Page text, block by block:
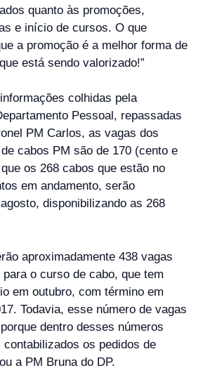
quanto às promoções,
e início de cursos. O que
a promoção é a melhor forma de
está sendo valorizado!”
colhidas pela
Pessoal, repassadas
PM Carlos, as vagas dos
cabos PM são de 170 (cento e
os 268 cabos que estão no
em andamento, serão
disponibilizando as 268
aproximadamente 438 vagas
o curso de cabo, que tem
em outubro, com término em
Todavia, esse número de vagas
dentro desses números
contabilizados os pedidos de
a PM Bruna do DP.